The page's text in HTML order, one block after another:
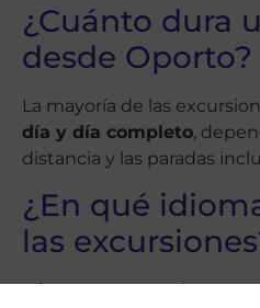
¿Cuánto dura
desde Oporto?
La mayoría de las
día y día completo,
distancia y las paradas
¿En qué
las
Ofrecemos excursiones en